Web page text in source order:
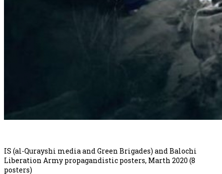
IS (al-Qurayshi media and Green Brigades) and Balochi
Liberation Army propagandistic posters, Marth 2020 (8
posters)